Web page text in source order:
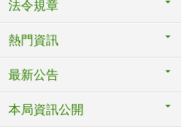
法令規章
熱門資訊
最新公告
本局資訊公開